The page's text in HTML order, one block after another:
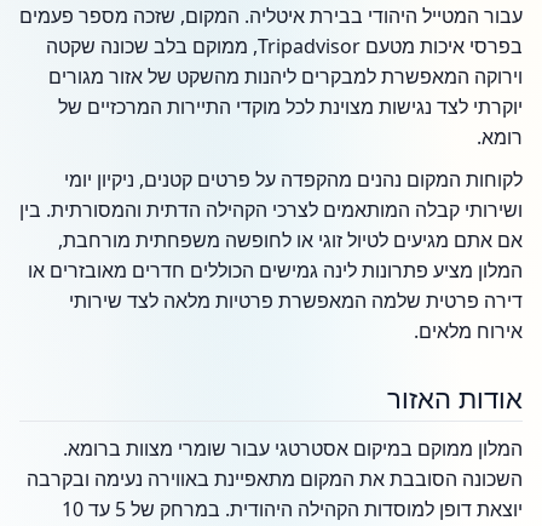
עבור המטייל היהודי בבירת איטליה. המקום, שזכה מספר פעמים
בפרסי איכות מטעם Tripadvisor, ממוקם בלב שכונה שקטה
וירוקה המאפשרת למבקרים ליהנות מהשקט של אזור מגורים
יוקרתי לצד נגישות מצוינת לכל מוקדי התיירות המרכזיים של
רומא.
לקוחות המקום נהנים מהקפדה על פרטים קטנים, ניקיון יומי
ושירותי קבלה המותאמים לצרכי הקהילה הדתית והמסורתית. בין
אם אתם מגיעים לטיול זוגי או לחופשה משפחתית מורחבת,
המלון מציע פתרונות לינה גמישים הכוללים חדרים מאובזרים או
דירה פרטית שלמה המאפשרת פרטיות מלאה לצד שירותי
אירוח מלאים.
אודות האזור
המלון ממוקם במיקום אסטרטגי עבור שומרי מצוות ברומא.
השכונה הסובבת את המקום מתאפיינת באווירה נעימה ובקרבה
יוצאת דופן למוסדות הקהילה היהודית. במרחק של 5 עד 10